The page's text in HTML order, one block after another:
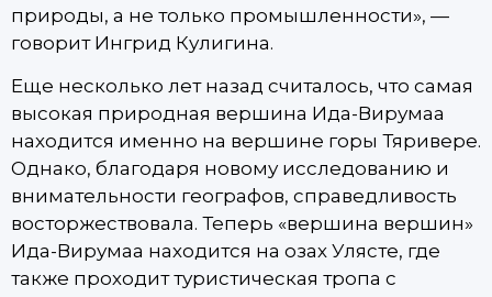
природы, а не только промышленности», —
говорит Ингрид Кулигина.
Еще несколько лет назад считалось, что самая
высокая природная вершина Ида-Вирумаа
находится именно на вершине горы Тяривере.
Однако, благодаря новому исследованию и
внимательности географов, справедливость
восторжествовала. Теперь «вершина вершин»
Ида-Вирумаа находится на озах Улясте, где
также проходит туристическая тропа с